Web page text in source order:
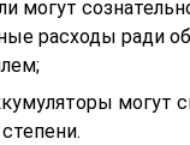
могут
расходы ради
могут